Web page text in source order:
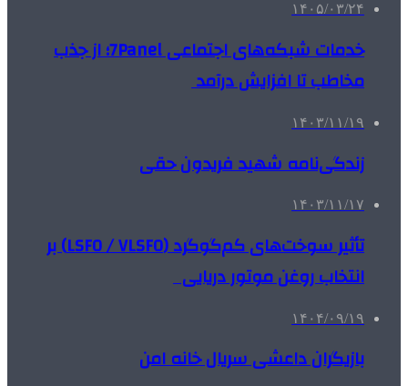
۱۴۰۵/۰۳/۲۴
خدمات شبکه‌های اجتماعی 7Panel؛ از جذب
مخاطب تا افزایش درآمد
۱۴۰۳/۱۱/۱۹
زندگی‌نامه شهید فریدون حقی
۱۴۰۳/۱۱/۱۷
تأثیر سوخت‌های کم‌گوگرد (LSFO / VLSFO) بر
انتخاب روغن موتور دریایی
۱۴۰۴/۰۹/۱۹
بازیگران داعشی سریال خانه امن